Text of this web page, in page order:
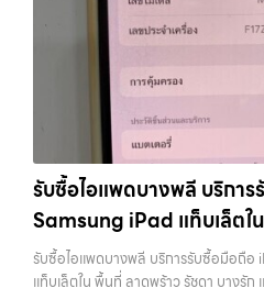
รับซื้อไอแพดบางพลี บริกา
Samsung iPad แท็บเล็ตใ
บางรัก แจ้งวัฒนะ บางแค
พร้อมจ่ายเงินทันที
รับซื้อไอแพดบางพลี บริการรับซื้อมือถือ
แท็บเล็ตใน พื้นที่ ลาดพร้าว รัชดา บางรั